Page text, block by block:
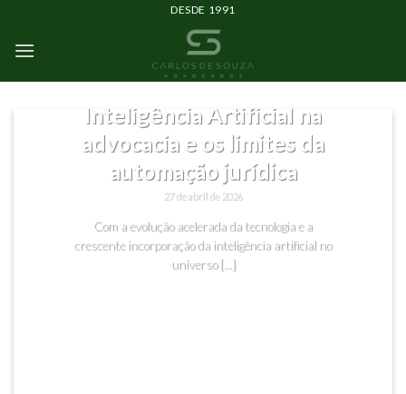
DESDE 1991
Inteligência Artificial na
advocacia e os limites da
automação jurídica
27 de abril de 2026
Com a evolução acelerada da tecnologia e a
crescente incorporação da inteligência artificial no
universo [...]